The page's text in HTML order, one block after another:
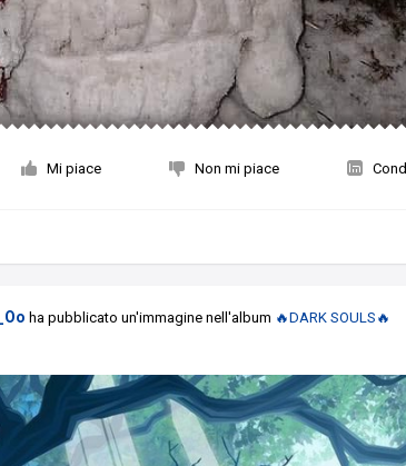
Mi piace Non mi piace
ha pubblicato un'immagine nell'album 🔥DARK SOULS🔥